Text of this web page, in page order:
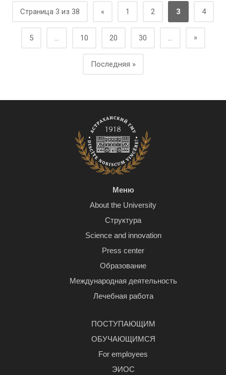
Страница 3 из 38 « 1 2 3 4
5 ... 10 20 30 ... »
Последняя »
Меню
About the University
Структура
Science and innovation
Press center
Образование
Международная деятельность
Лечебная работа
ПОСТУПАЮЩИМ
ОБУЧАЮЩИМСЯ
For employees
ЭИОС